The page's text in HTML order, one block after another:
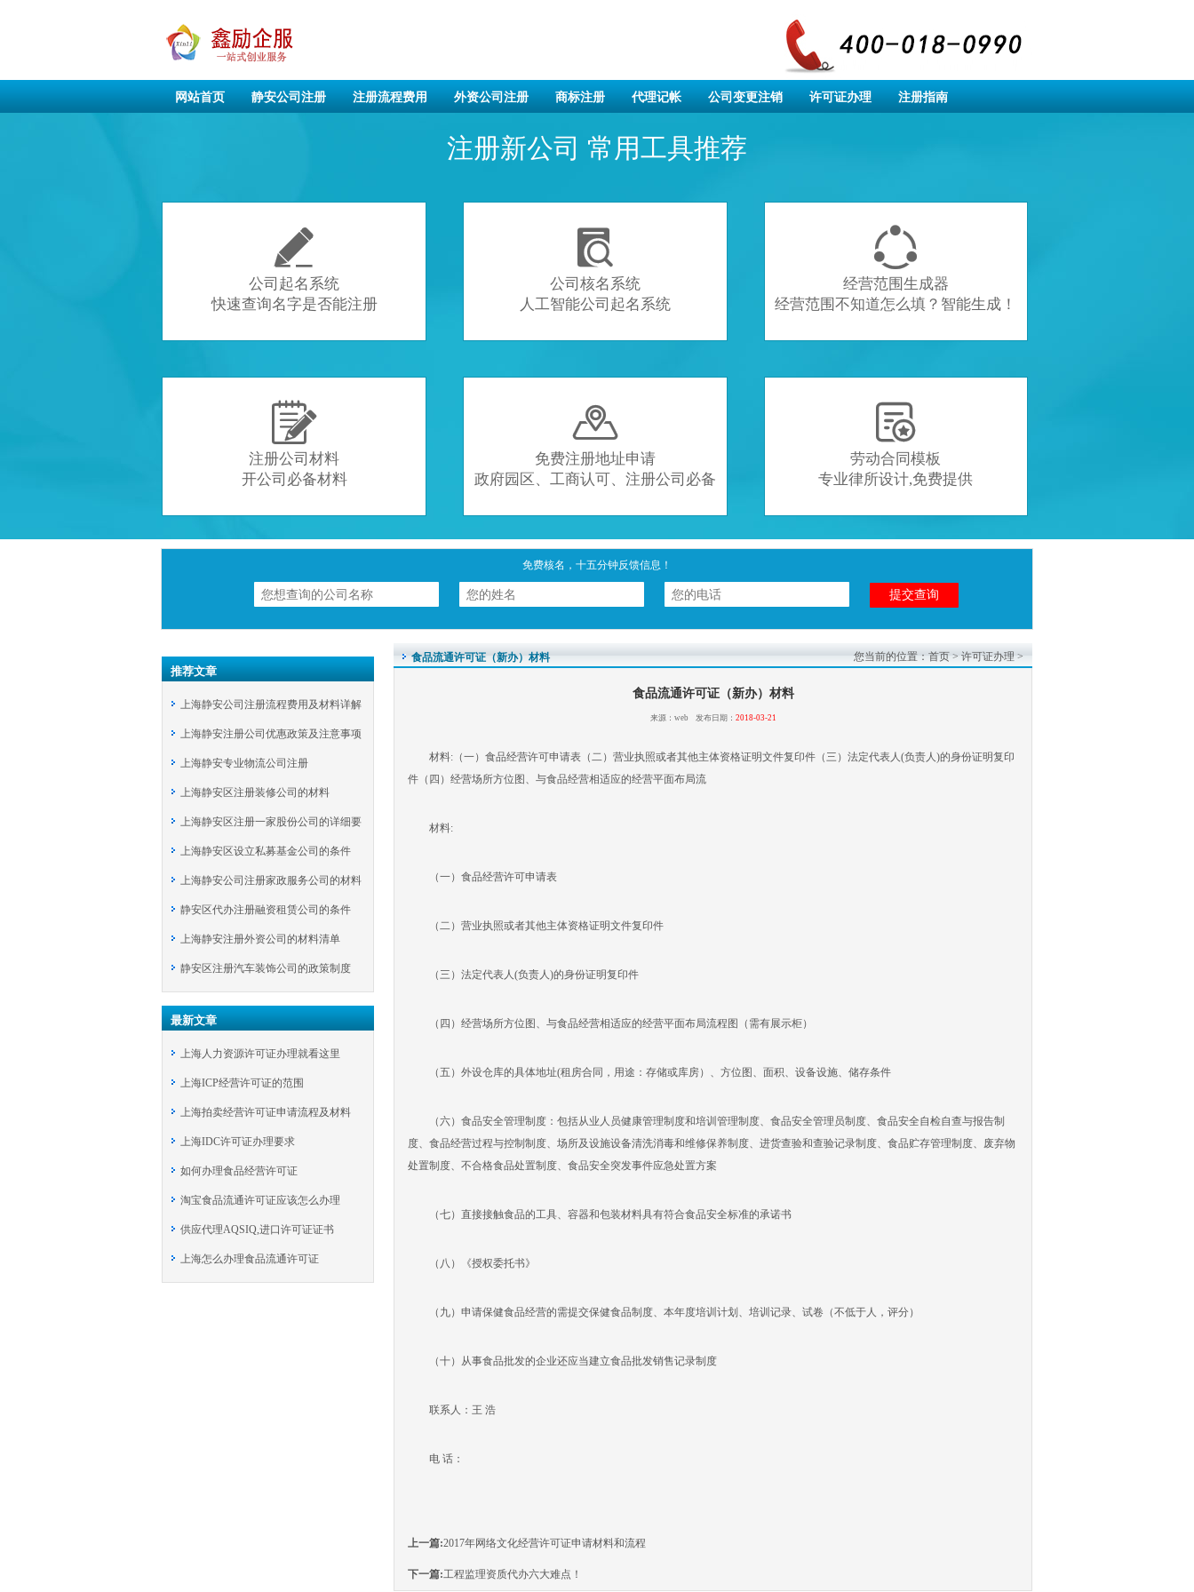
网站首页 静安公司注册 注册流程费用 外资公司注册 商标注册 代理记帐 公司变更注销 许可证办理 注册指南
注册新公司 常用工具推荐

公司起名系统
快速查询名字是否能注册

公司核名系统
人工智能公司起名系统

经营范围生成器
经营范围不知道怎么填？智能生成！

注册公司材料
开公司必备材料

免费注册地址申请
政府园区、工商认可、注册公司必备

劳动合同模板
专业律所设计,免费提供
免费核名，十五分钟反馈信息！
推荐文章
上海静安公司注册流程费用及材料详解
上海静安注册公司优惠政策及注意事项
上海静安专业物流公司注册
上海静安区注册装修公司的材料
上海静安区注册一家股份公司的详细要
求
上海静安区设立私募基金公司的条件
上海静安公司注册家政服务公司的材料
静安区代办注册融资租赁公司的条件
上海静安注册外资公司的材料清单
静安区注册汽车装饰公司的政策制度
最新文章
上海人力资源许可证办理就看这里
上海ICP经营许可证的范围
上海拍卖经营许可证申请流程及材料
上海IDC许可证办理要求
如何办理食品经营许可证
淘宝食品流通许可证应该怎么办理
供应代理AQSIQ,进口许可证证书
上海怎么办理食品流通许可证
食品流通许可证（新办）材料 您当前的位置： 首页 > 许可证办理 >
食品流通许可证（新办）材料
来源：web 发布日期： 2018-03-21
材料:（一）食品经营许可申请表（二）营业执照或者其他主体资格证明文件复印件（三）法定代表人(负责人)的身份证明复印
件（四）经营场所方位图、与食品经营相适应的经营平面布局流
材料:
（一）食品经营许可申请表
（二）营业执照或者其他主体资格证明文件复印件
（三）法定代表人(负责人)的身份证明复印件
（四）经营场所方位图、与食品经营相适应的经营平面布局流程图（需有展示柜）
（五）外设仓库的具体地址(租房合同，用途：存储或库房）、方位图、面积、设备设施、储存条件
（六）食品安全管理制度：包括从业人员健康管理制度和培训管理制度、食品安全管理员制度、食品安全自检自查与报告制
度、食品经营过程与控制制度、场所及设施设备清洗消毒和维修保养制度、进货查验和查验记录制度、食品贮存管理制度、废弃物
处置制度、不合格食品处置制度、食品安全突发事件应急处置方案
（七）直接接触食品的工具、容器和包装材料具有符合食品安全标准的承诺书
（八）《授权委托书》
（九）申请保健食品经营的需提交保健食品制度、本年度培训计划、培训记录、试卷（不低于人，评分）
（十）从事食品批发的企业还应当建立食品批发销售记录制度
联系人：王 浩
电 话：
上一篇:2017年网络文化经营许可证申请材料和流程
下一篇:工程监理资质代办六大难点！